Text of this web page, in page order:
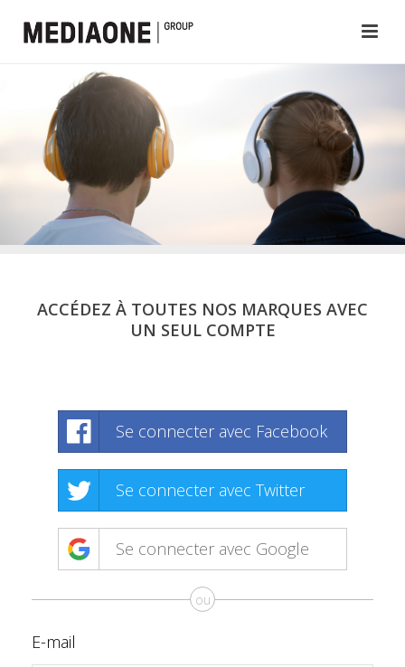
ACCÉDEZ À TOUTES NOS MARQUES AVEC
UN SEUL COMPTE
Se connecter avec Facebook
Se connecter avec Twitter
Se connecter avec Google
ou
E-mail